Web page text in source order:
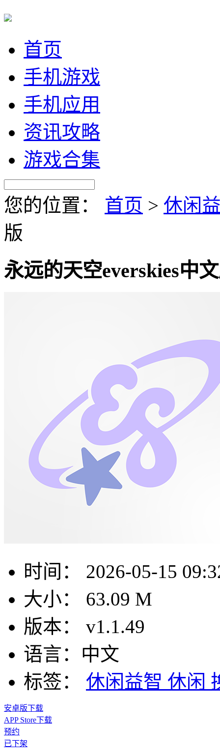
首页
手机游戏
手机应用
资讯攻略
游戏合集
您的位置： 首页 > 休闲
版
永远的天空everskies中
时间：
2026-05-15
大小：
63.09 M
版本：
v1.1.49
语言： 中文
标签：
休闲益智 休闲
安卓版下载
APP Store下载
预约
已下架